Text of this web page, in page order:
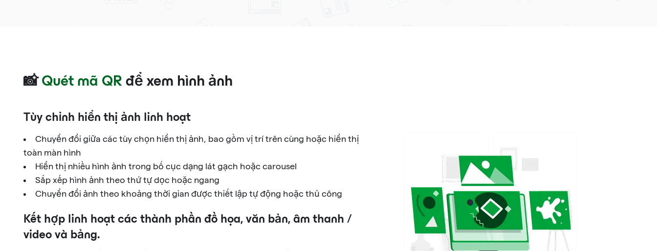
📸 Quét mã QR để xem hình ảnh
Tùy chỉnh hiển thị ảnh linh hoạt
Chuyển đổi giữa các tùy chọn hiển thị ảnh, bao gồm vị trí trên cùng hoặc hiển thị
toàn màn hình
Hiển thị nhiều hình ảnh trong bố cục dạng lát gạch hoặc carousel
Sắp xếp hình ảnh theo thứ tự dọc hoặc ngang
Chuyển đổi ảnh theo khoảng thời gian được thiết lập tự động hoặc thủ công
Kết hợp linh hoạt các thành phần đồ họa, văn bản, âm thanh /
video và bảng.